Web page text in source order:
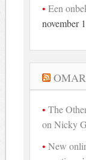
Een
november
The
on Nicky
New